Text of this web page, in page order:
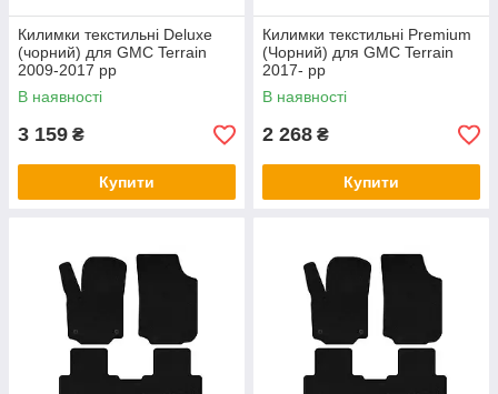
Килимки текстильні Deluxe
(чорний) для GMC Terrain
2009-2017 рр
В наявності
3 159 ₴
Купити
Килимки текстильні Premium
(Чорний) для GMC Terrain
2017- рр
В наявності
2 268 ₴
Купити